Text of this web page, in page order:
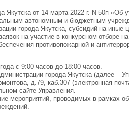
Якутска от 14 марта 2022 г. N 50п «Об
автономным и бюджетным
города Якутска, субсидий на иные
на участие в конкурсном отборе
противопожарной и
с 9:00 часов до 18:00 часов.
города Якутска (далее –
д.79, каб.307 (электронная
сайте Управления.
мероприятий, проводимых в рамках